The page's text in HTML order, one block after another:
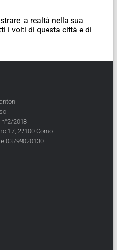
la realtà nella sua
i volti di questa città e di
2018
17, 22100 Como
03799020130